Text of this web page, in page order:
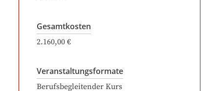
Gesamtkosten
2.160,00 €
Veranstaltungsformate
Berufsbegleitender Kurs